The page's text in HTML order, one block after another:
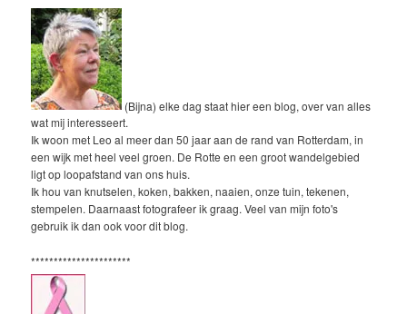
(Bijna) elke dag staat hier een blog, over van alles
wat mij interesseert.
Ik woon met Leo al meer dan 50 jaar aan de rand van Rotterdam, in
een wijk met heel veel groen. De Rotte en een groot wandelgebied
ligt op loopafstand van ons huis.
Ik hou van knutselen, koken, bakken, naaien, onze tuin, tekenen,
stempelen. Daarnaast fotografeer ik graag. Veel van mijn foto's
gebruik ik dan ook voor dit blog.
**********************